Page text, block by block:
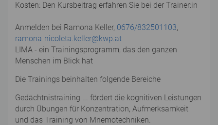
Kosten: Den Kursbeitrag erfahren Sie bei der Trainer:in
Anmelden bei Ramona Keller, 0676/832501103,
ramona-nicoleta.keller@kwp.at
LIMA - ein Trainingsprogramm, das den ganzen
Menschen im Blick hat
Die Trainings beinhalten folgende Bereiche
Gedächtnistraining ... fördert die kognitiven Leistungen
durch Übungen für Konzentration, Aufmerksamkeit
und das Training von Mnemotechniken.